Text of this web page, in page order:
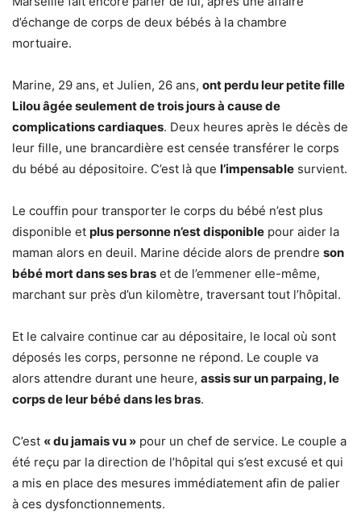
d’échange de corps de deux bébés à la chambre
mortuaire.
Marine, 29 ans, et Julien, 26 ans, ont perdu leur petite fille
Lilou âgée seulement de trois jours à cause de
complications cardiaques. Deux heures après le décès de
leur fille, une brancardière est censée transférer le corps
du bébé au dépositoire. C’est là que l’impensable survient.
Le couffin pour transporter le corps du bébé n’est plus
disponible et plus personne n’est disponible pour aider la
maman alors en deuil. Marine décide alors de prendre son
bébé mort dans ses bras et de l’emmener elle-même,
marchant sur près d’un kilomètre, traversant tout l’hôpital.
Et le calvaire continue car au dépositaire, le local où sont
déposés les corps, personne ne répond. Le couple va
alors attendre durant une heure, assis sur un parpaing, le
corps de leur bébé dans les bras.
C’est « du jamais vu » pour un chef de service. Le couple a
été reçu par la direction de l’hôpital qui s’est excusé et qui
a mis en place des mesures immédiatement afin de palier
à ces dysfonctionnements.